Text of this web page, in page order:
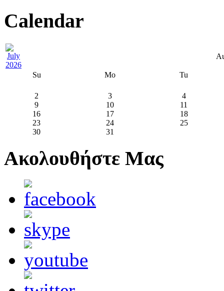
Calendar
Su Mo Tu
2 3
4
9
10
11
16
17
18
23
24
25
30
31
Ακολουθήστε Μας